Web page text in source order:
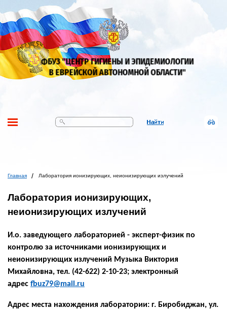
Поиск
Главная Лаборатория ионизирующих, неионизирующих излучений
Лаборатория ионизирующих,
неионизирующих излучений
И.о. заведующего лабораторией - эксперт-физик по
контролю за источниками ионизирующих и
неионизирующих излучений Музыка Виктория
Михайловна, тел. (42-622) 2-10-23; электронный
адрес fbuz79@mail.ru
Адрес места нахождения лаборатории: г. Биробиджан, ул.